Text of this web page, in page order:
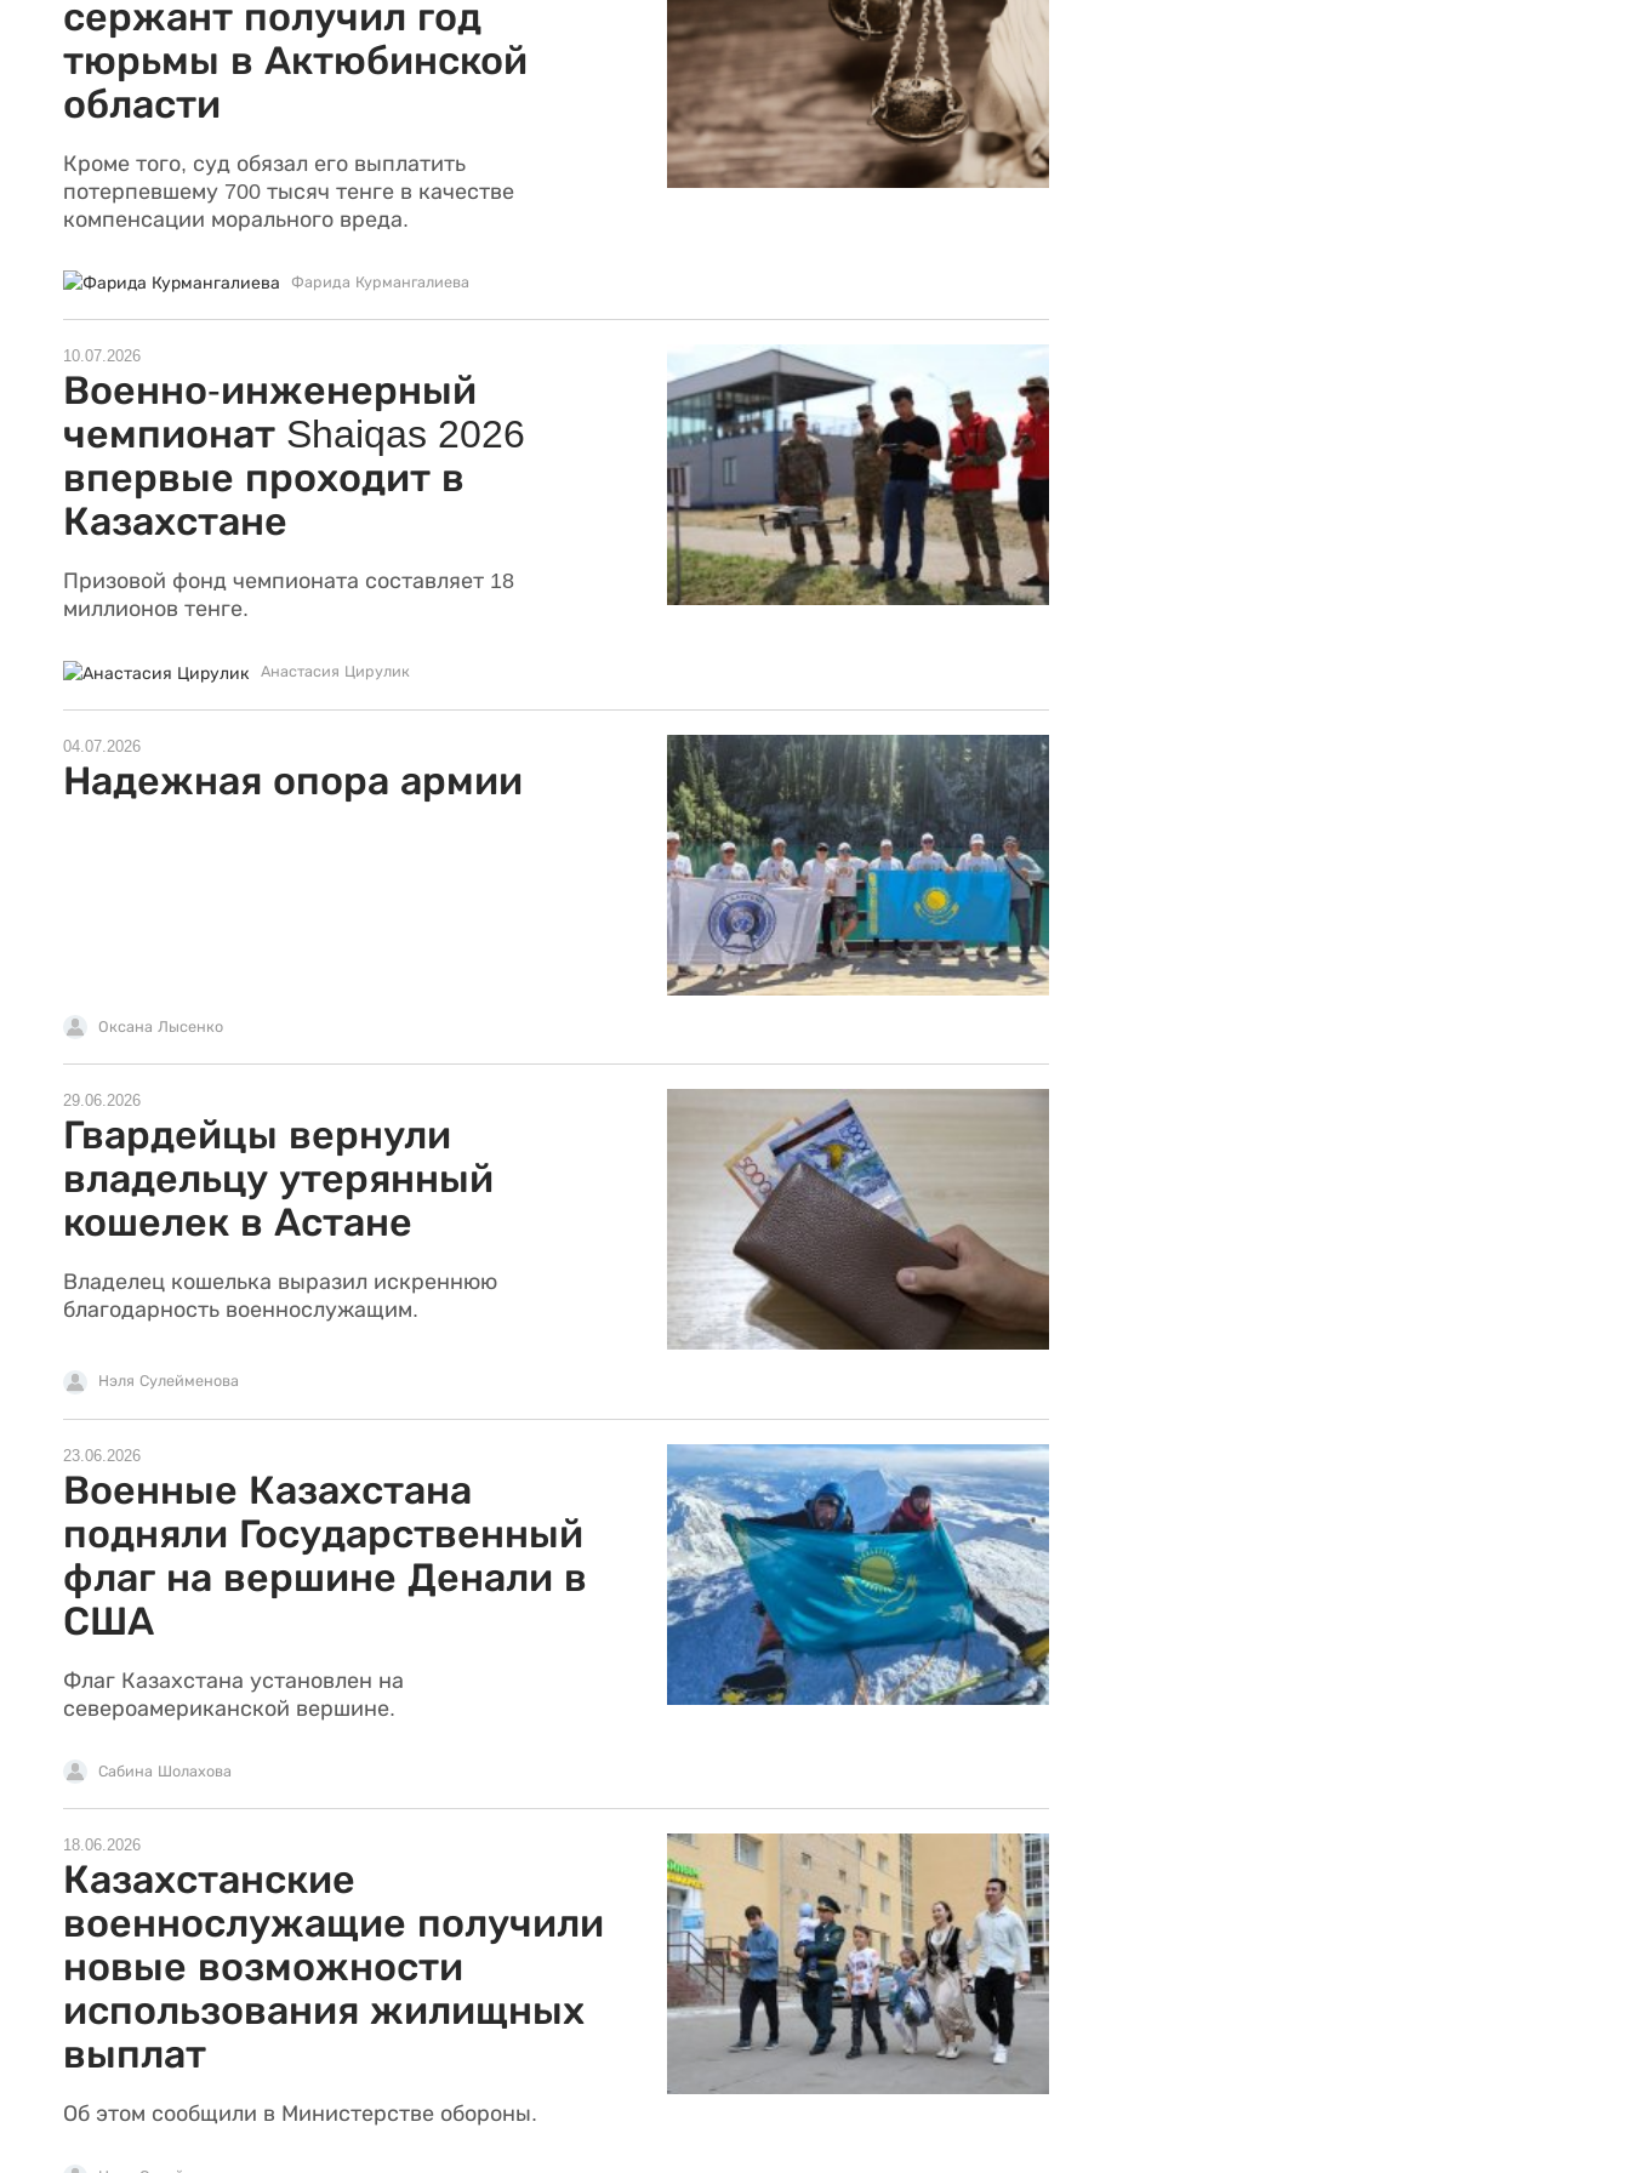
сержант получил год
тюрьмы в Актюбинской
области
Кроме того, суд обязал его выплатить
потерпевшему 700 тысяч тенге в качестве
компенсации морального вреда.
Фарида Курмангалиева
10.07.2026
Военно-инженерный
чемпионат Shaiqas 2026
впервые проходит в
Казахстане
Призовой фонд чемпионата составляет 18
миллионов тенге.
Анастасия Цирулик
04.07.2026
Надежная опора армии
Оксана Лысенко
29.06.2026
Гвардейцы вернули
владельцу утерянный
кошелек в Астане
Владелец кошелька выразил искреннюю
благодарность военнослужащим.
Нэля Сулейменова
23.06.2026
Военные Казахстана
подняли Государственный
флаг на вершине Денали в
США
Флаг Казахстана установлен на
североамериканской вершине.
Сабина Шолахова
18.06.2026
Казахстанские
военнослужащие получили
новые возможности
использования жилищных
выплат
Об этом сообщили в Министерстве обороны.